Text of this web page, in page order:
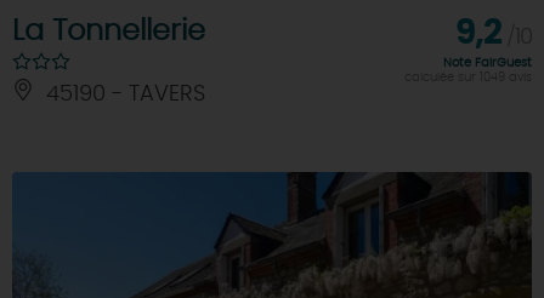
La Tonnellerie
45190 - TAVERS
9,2
Note FairGuest
calculée sur 1049 avis